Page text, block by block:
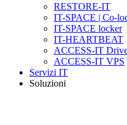
RESTORE-IT
IT-SPACE | Co-
IT-SPACE locker
IT-HEARTBEAT
ACCESS-IT
ACCESS-IT VPS
Servizi IT
Soluzioni